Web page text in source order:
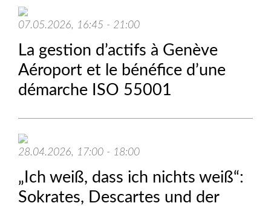
07.05.2026, 16:45 - 21:00
La gestion d’actifs à Genève
Aéroport et le bénéfice d’une
démarche ISO 55001
28.04.2026, 17:00 - 18:00
„Ich weiß, dass ich nichts weiß“:
Sokrates, Descartes und der